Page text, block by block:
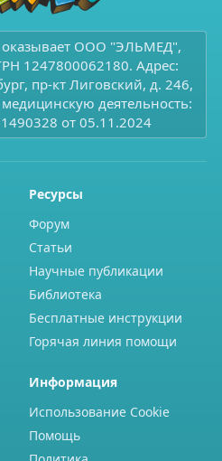
оказывает ООО "ЭЛЬМЕД",
1247800062180. Адрес:
пр-кт Лиговский, д. 246,
деятельность:
от 05.11.2024
Ресурсы
Форум
Статьи
Научные публикации
Библиотека
Бесплатные инструкции
Горячая линия помощи
Информация
Использование Cookie
Помощь